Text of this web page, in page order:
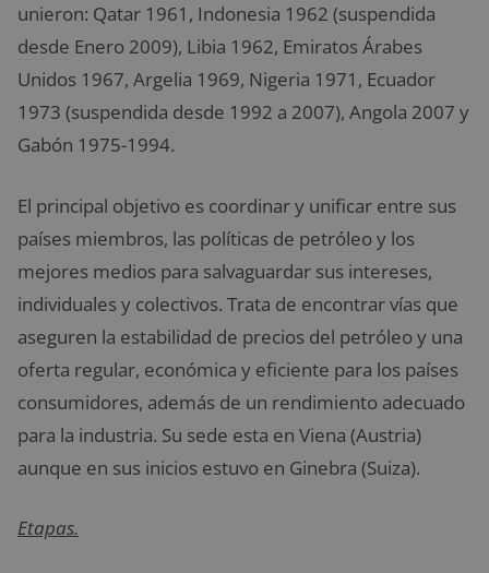
unieron: Qatar 1961, Indonesia 1962 (suspendida
desde Enero 2009), Libia 1962, Emiratos Árabes
Unidos 1967, Argelia 1969, Nigeria 1971, Ecuador
1973 (suspendida desde 1992 a 2007), Angola 2007 y
Gabón 1975-1994.
El principal objetivo es coordinar y unificar entre sus
países miembros, las políticas de petróleo y los
mejores medios para salvaguardar sus intereses,
individuales y colectivos. Trata de encontrar vías que
aseguren la estabilidad de precios del petróleo y una
oferta regular, económica y eficiente para los países
consumidores, además de un rendimiento adecuado
para la industria. Su sede esta en Viena (Austria)
aunque en sus inicios estuvo en Ginebra (Suiza).
Etapas.